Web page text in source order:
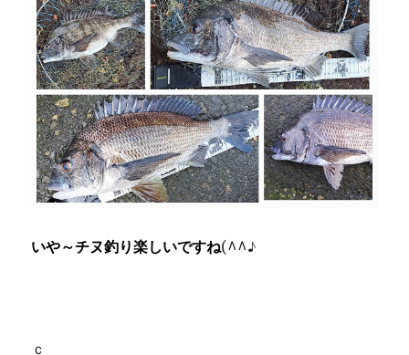
いや～チヌ釣り楽しいですね(^^♪
ｃ